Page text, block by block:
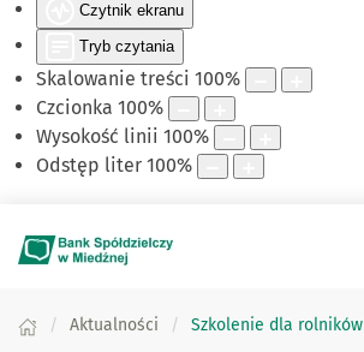
Czytnik ekranu
Tryb czytania
Skalowanie treści 100%
Czcionka 100%
Wysokość linii 100%
Odstęp liter 100%
Aktualności Szkolenie dla rolników